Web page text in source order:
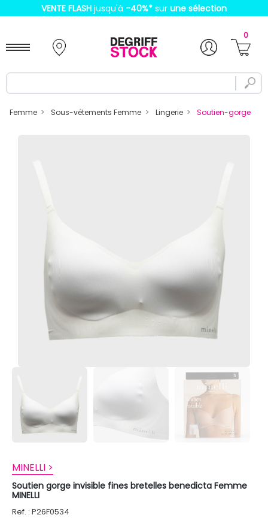
VENTE FLASH jusqu'à -40%* sur une sélection
0
Femme Sous-vêtements Femme Lingerie Soutien-gorge
MINELLI >
Soutien gorge invisible fines bretelles benedicta Femme
MINELLI
Ref. : P26F0534